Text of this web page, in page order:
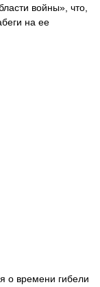
войны», что,
на ее
о времени гибели